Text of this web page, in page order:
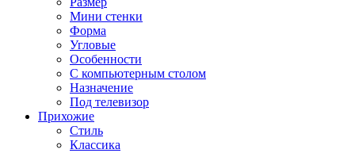
Мини стенки
Форма
Угловые
Особенности
С компьютерным столом
Назначение
Под телевизор
Прихожие
Стиль
Классика